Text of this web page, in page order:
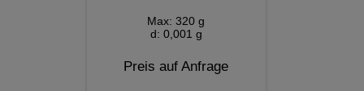
Max: 320 g
d: 0,001 g
Preis auf Anfrage